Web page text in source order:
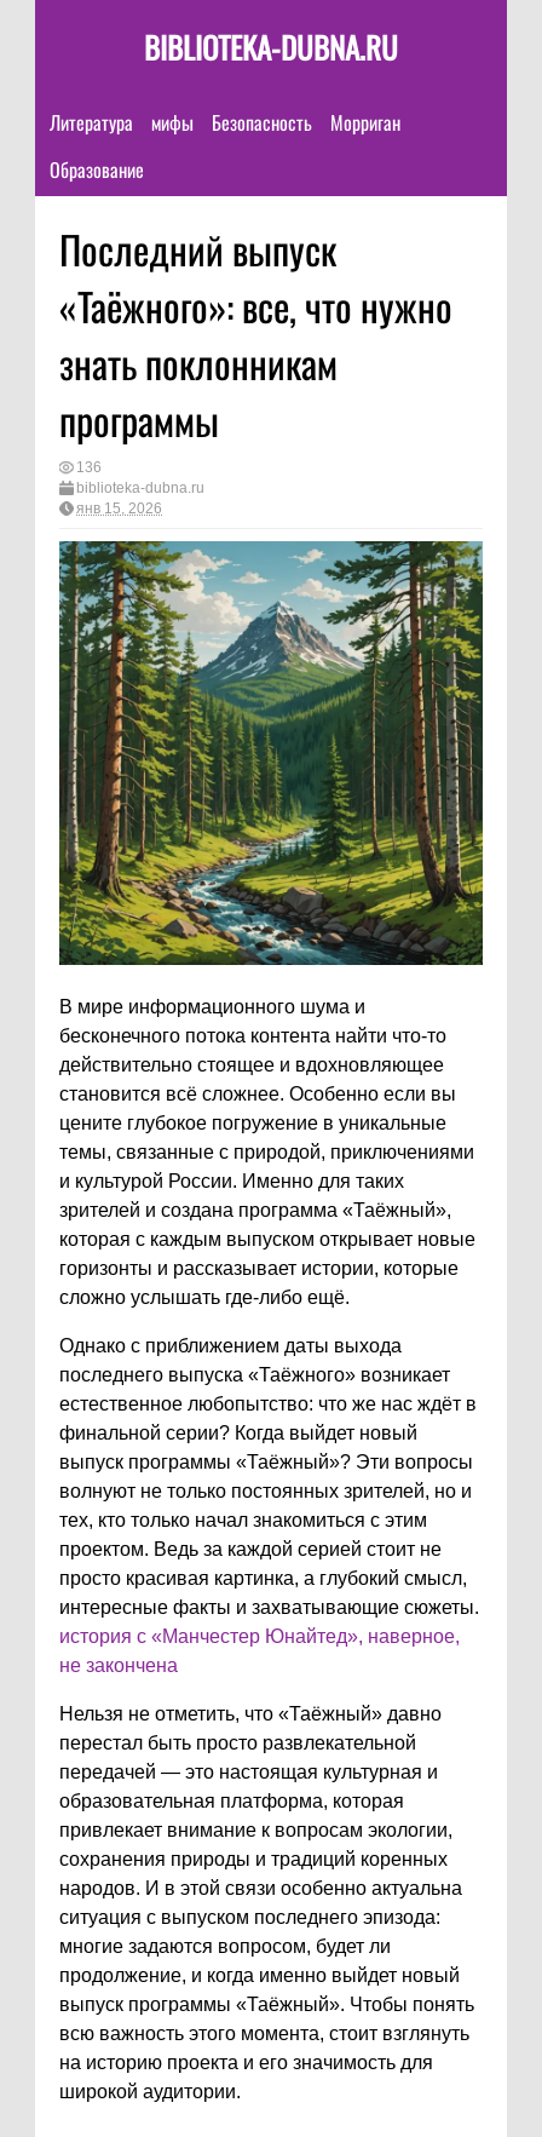
BIBLIOTEKA-DUBNA.RU
Литература мифы Безопасность
Морриган
Образование
Последний выпуск
«Таёжного»: все, что нужно
знать поклонникам
программы
136
biblioteka-dubna.ru
янв 15, 2026
В мире информационного шума и
бесконечного потока контента найти что-то
действительно стоящее и вдохновляющее
становится всё сложнее. Особенно если вы
цените глубокое погружение в уникальные
темы, связанные с природой, приключениями
и культурой России. Именно для таких
зрителей и создана программа «Таёжный»,
которая с каждым выпуском открывает новые
горизонты и рассказывает истории, которые
сложно услышать где-либо ещё.
Однако с приближением даты выхода
последнего выпуска «Таёжного» возникает
естественное любопытство: что же нас ждёт в
финальной серии? Когда выйдет новый
выпуск программы «Таёжный»? Эти вопросы
волнуют не только постоянных зрителей, но и
тех, кто только начал знакомиться с этим
проектом. Ведь за каждой серией стоит не
просто красивая картинка, а глубокий смысл,
интересные факты и захватывающие сюжеты.
история с «Манчестер Юнайтед», наверное,
не закончена
Нельзя не отметить, что «Таёжный» давно
перестал быть просто развлекательной
передачей — это настоящая культурная и
образовательная платформа, которая
привлекает внимание к вопросам экологии,
сохранения природы и традиций коренных
народов. И в этой связи особенно актуальна
ситуация с выпуском последнего эпизода:
многие задаются вопросом, будет ли
продолжение, и когда именно выйдет новый
выпуск программы «Таёжный». Чтобы понять
всю важность этого момента, стоит взглянуть
на историю проекта и его значимость для
широкой аудитории.